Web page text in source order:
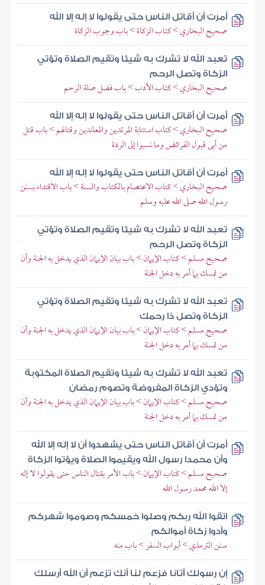
أمرت أن أقاتل الناس حتى يقولوا لا إله إلا الله
صحيح البخاري > كتاب الزكاة > باب وجوب الزكاة
تعبد الله لا تشرك به شيئا وتقيم الصلاة وتؤتي
الزكاة وتصل الرحم
صحيح البخاري > كتاب الأدب > باب فضل صلة الرحم
أمرت أن أقاتل الناس حتى يقولوا لا إله إلا الله
صحيح البخاري > كتاب استتابة المرتدين والمعاندين وقتالهم > باب قتل
من أبى قبول الفرائض وما نسبوا إلى الردة
أمرت أن أقاتل الناس حتى يقولوا لا إله إلا الله
صحيح البخاري > كتاب الاعتصام بالكتاب والسنة > باب الاقتداء بسنن
رسول الله صلى الله عليه وسلم
تعبد الله لا تشرك به شيئا وتقيم الصلاة وتؤتي
الزكاة وتصل الرحم
صحيح مسلم > كتاب الإيمان > باب بيان الإيمان الذي يدخل به الجنة وأن
من تمسك بما أمر به دخل الجنة
تعبد الله لا تشرك به شيئا وتقيم الصلاة وتؤتي
الزكاة وتصل ذا رحمك
صحيح مسلم > كتاب الإيمان > باب بيان الإيمان الذي يدخل به الجنة وأن
من تمسك بما أمر به دخل الجنة
تعبد الله لا تشرك به شيئا وتقيم الصلاة المكتوبة
وتؤدي الزكاة المفروضة وتصوم رمضان
صحيح مسلم > كتاب الإيمان > باب بيان الإيمان الذي يدخل به الجنة وأن
من تمسك بما أمر به دخل الجنة
أمرت أن أقاتل الناس حتى يشهدوا أن لا إله إلا الله
وأن محمدا رسول الله ويقيموا الصلاة ويؤتوا الزكاة
صحيح مسلم > كتاب الإيمان > باب الأمر بقتال الناس حتى يقولوا لا إله
إلا الله محمد رسول الله
اتقوا الله ربكم وصلوا خمسكم وصوموا شهركم
وأدوا زكاة أموالكم
سنن الترمذي > أبواب السفر > باب منه
إن رسولك أتانا فزعم لنا أنك تزعم أن الله أرسلك